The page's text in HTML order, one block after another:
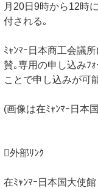
月20日9時から12時
付される｡
ﾐｬﾝﾏｰ日本商工会議
賛｡専用の申し込みﾌ
ことで申し込みが可
(画像は在ﾐｬﾝﾏｰ日本
外部ﾘﾝｸ
在ﾐｬﾝﾏｰ日本国大使館